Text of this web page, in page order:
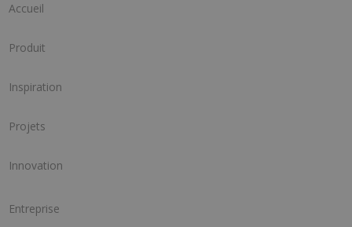
Accueil
Produit
Inspiration
Projets
Innovation
Entreprise